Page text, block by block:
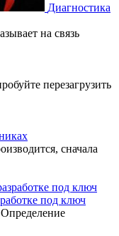
Диагностика
на связь
перезагрузить
сначала
под ключ